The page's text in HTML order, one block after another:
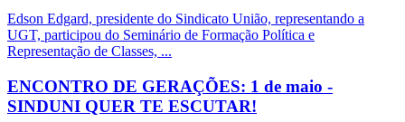
Edson Edgard, presidente do Sindicato União, representando a
UGT, participou do Seminário de Formação Política e
Representação de Classes, ...
ENCONTRO DE GERAÇÕES: 1 de maio -
SINDUNI QUER TE ESCUTAR!